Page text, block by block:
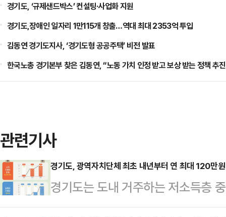
경기도, ‘규제샌드박스’ 컨설팅·사업화 지원
경기도,장애인 일자리 1만115개 창출…역대 최대 2353억 투입
김동연 경기도지사, ‘경기도형 공공주택’ 비전 발표
한국노총 경기본부 찾은 김동연, “노동 가치 인정 받고 보상 받는 정책 추
관련기사
경기도, 광역자치단체 최초 내년부터 연 최대 120만
경기도는 도내 거주하는 저소득층
에 입원해 간병서비스를 받은 65세